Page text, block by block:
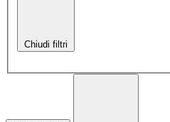
Chiudi filtri